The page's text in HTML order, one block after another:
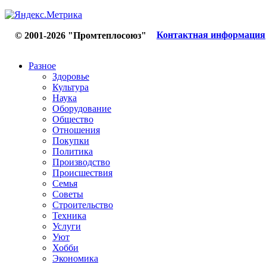
© 2001-2026 "Промтеплосоюз" Контактная информация
Разное
Здоровье
Культура
Наука
Оборудование
Общество
Отношения
Покупки
Политика
Производство
Происшествия
Семья
Советы
Строительство
Техника
Услуги
Уют
Хобби
Экономика